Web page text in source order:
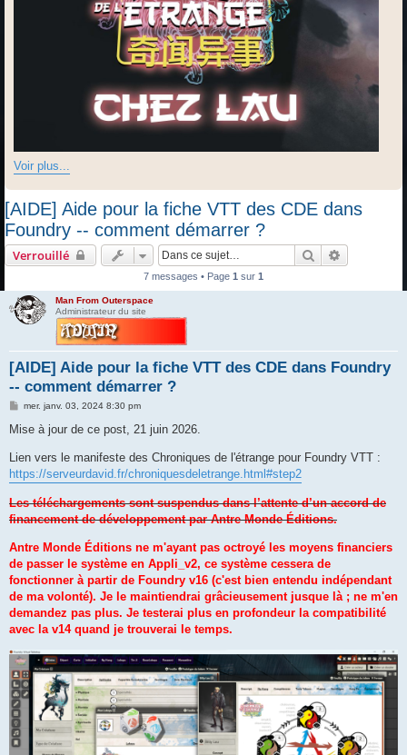
Voir plus...
[AIDE] Aide pour la fiche VTT des CDE dans
Foundry -- comment démarrer ?
Verrouillé Rechercher
7 messages • Page 1 sur 1
Man From Outerspace
Administrateur du site
[AIDE] Aide pour la fiche VTT des CDE dans Foundry
-- comment démarrer ?
M
s
g
e
mer. janv. 03, 2024 8:30 pm
Mise à jour de ce post, 21 juin 2026.
Lien vers le manifeste des Chroniques de l'étrange pour Foundry VTT :
https://serveurdavid.fr/chroniquesdeletrange.html#step2
Les téléchargements sont suspendus dans l’attente d’un accord de
financement de développement par Antre Monde Éditions.
Antre Monde Éditions ne m'ayant pas octroyé les moyens financiers
de passer le système en Appli_v2, ce système cessera de
fonctionner à partir de Foundry v16 (c'est bien entendu indépendant
de ma volonté). Je le maintiendrai grâcieusement jusque là ; ne m'en
demandez pas plus. Je testerai plus en profondeur la compatibilité
avec la v14 quand je trouverai le temps.